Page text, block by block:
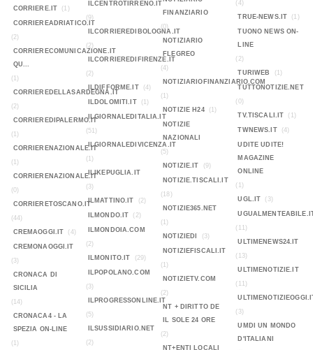
CORRIERE.IT
(1)
CORRIEREADRIATICO.IT
(2)
CORRIERECOMUNICAZIONE.IT
QU...
(1)
CORRIEREDELLASARDEGNA.IT
(2)
CORRIEREDIPALERMO.IT
(1)
CORRIERENAZIONALE.IT
(1)
CORRIERENAZIONALE.IT
(0)
CORRIERETOSCANO.IT
(44)
CREMAOGGI.IT
(4)
CREMONAOGGI.IT
(3)
CRONACA DI
SICILIA
(14)
CRONACA4 - LA
SPEZIA ON-LINE
(1)
ILCENTROTIRRENO.IT
(9)
ILCORRIEREDIBOLOGNA.IT
(2)
ILCORRIEREDIFIRENZE.IT
(2)
ILDIFFORME.IT
(4)
ILDOLOMITI.IT (1)
ILGIORNALEDITALIA.IT
(51)
ILGIORNALEDIVICENZA.IT
(1)
ILIKEPUGLIA.IT
(3)
ILMATTINO.IT
(2)
ILMONDO.IT (2)
ILMONDOIA.COM
(2)
ILMONITO.IT
(29)
ILPOPOLANO.COM
(3)
ILPROGRESSONLINE.IT
(5)
ILSUSSIDIARIO.NET
(2)
FINANZIARIO
(0)
NOTIZIARIO
FLEGREO
(4)
NOTIZIARIOFINANZIARIO.COM
(1)
NOTIZIE H24
(1)
NOTIZIE
NAZIONALI
(5)
NOTIZIE.IT
(9)
NOTIZIE.TISCALI.IT
(18)
NOTIZIE365.NET
(1)
NOTIZIEDI
(3)
NOTIZIEFISCALI.IT
(1)
NOTIZIETV.COM
(2)
NT + DIRITTO DE
IL SOLE 24 ORE
(2)
NT+ENTI LOCALI
(4)
TRUE-NEWS.IT
(1)
TUONO NEWS ON-
LINE
(2)
TURIWEB
(1)
TUTTONOTIZIE.NET
(0)
TV.TISCALI.IT
(1)
TWNEWS.IT (4)
UDITE UDITE!
MAGAZINE
ONLINE
(1)
UGL.IT
(3)
(11)
ULTIMENEWS24.IT
(13)
ULTIMENOTIZIE.IT
(11)
(3)
UMDI UN MONDO
D'ITALIANI